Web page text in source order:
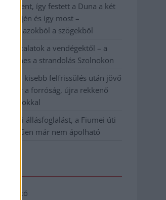
lent, így festett a Duna a két
idején és így most –
a szögekből
a vendégektől – a
a strandolás Szolnokon
kisebb felfrissülés után jövő
a forróság, újra rekkenő
fokokkal
állásfoglalást, a Fiumei úti
már nem ápolható